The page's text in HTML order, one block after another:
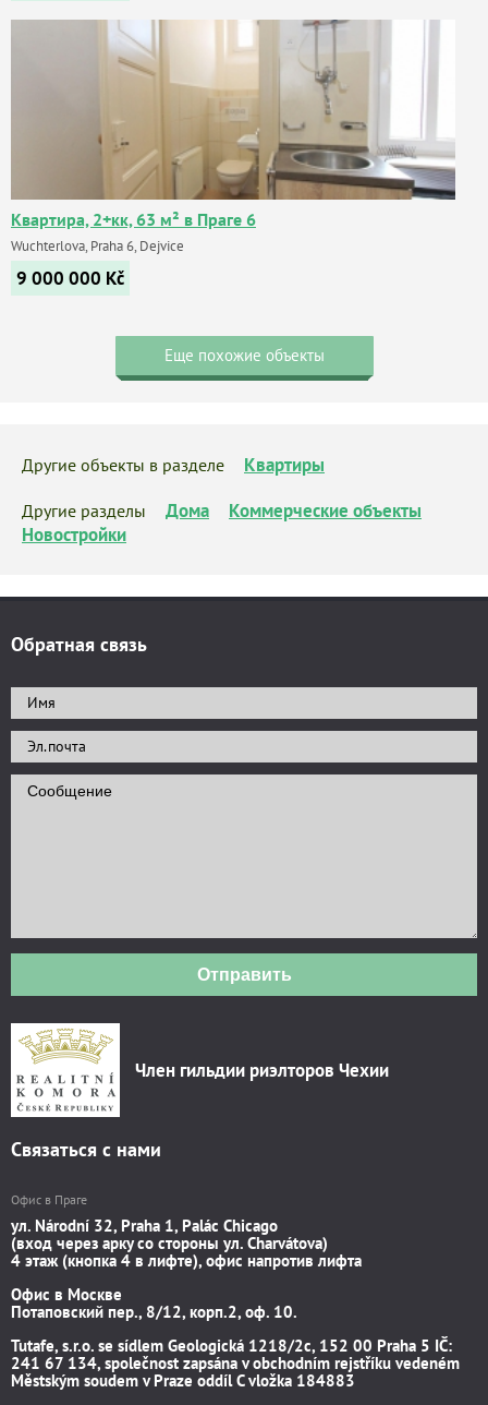
Квартира, 2+кк, 63 м² в Праге 6
Wuchterlova, Praha 6, Dejvice
9 000 000 Kč
Еще похожие объекты
Другие объекты в разделе Квартиры
Другие разделы Дома
Коммерческие объекты
Новостройки
Обратная связь
Отправить
Член гильдии риэлторов Чехии
Связаться с нами
Офис в Праге
ул. Národní 32, Praha 1, Palác Chicago
(вход через арку со стороны ул. Charvátova)
4 этаж (кнопка 4 в лифте), офис напротив лифта
Офис в Москве
Потаповский пер., 8/12, корп.2, оф. 10.
Tutafe, s.r.o. se sídlem Geologická 1218/2c, 152 00 Praha 5 IČ:
241 67 134, společnost zapsána v obchodním rejstříku vedeném
Městským soudem v Praze oddíl C vložka 184883